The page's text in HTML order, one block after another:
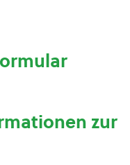
zur